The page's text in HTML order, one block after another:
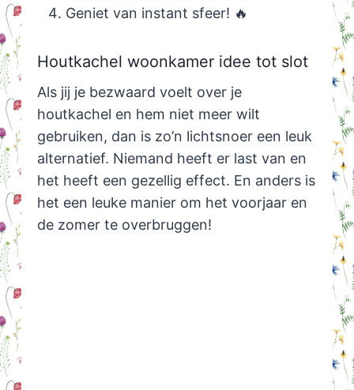
Geniet van instant sfeer! 🔥
Houtkachel woonkamer idee tot slot
Als jij je bezwaard voelt over je
houtkachel en hem niet meer wilt
gebruiken, dan is zo’n lichtsnoer een leuk
alternatief. Niemand heeft er last van en
het heeft een gezellig effect. En anders is
het een leuke manier om het voorjaar en
de zomer te overbruggen!